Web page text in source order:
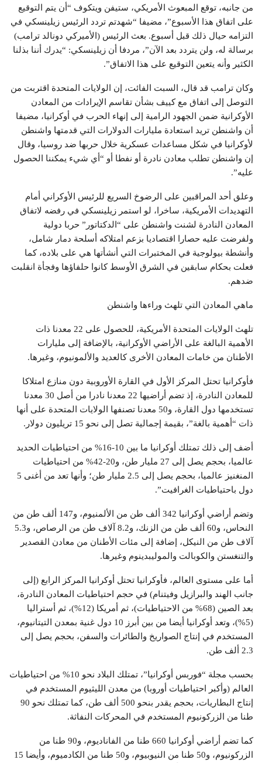
من جانبه، توقع المبعوث الأمريكي، ستيفن ويتكوف “أن يتم التوقيع
على اتفاق هذا الأسبوع”، مضيفا “شهدتم تردد الرئيس زيلينسكي في
التزامه حيال ذلك قبل أسبوع. بعث الرئيس (الأميركي دونالد ترامب)
برسالة له، ولن يتردد بعد الآن”، مردفا أن زيلينسكي: “يدرك أننا بذلنا
الكثير وأنه يتعين التوقيع على هذا الاتفاق”.
وكان ترامب قد قال، السبت الفائت، إن الولايات المتحدة اقتربت من
التوصل إلى اتفاق مع كييف بشأن تقاسم الإيرادات من المعادن
الأوكرانية ضمن الجهود الرامية إلى إنهاء الحرب في أوكرانيا، مضيفا
أن واشنطن تريد استعادة مليارات الدولارات التي قدمتها واشنطن
لأوكرانيا في شكل مساعدات عسكرية خلال حربها ضد روسيا، وقال
إن واشنطن تطلب معادن نادرة أو نفطا أو “أي شيء يمكننا الحصول
عليه”.
وعلق أحد المراقبين على الرضوخ السريع للرئيس الأوكراني أمام
التهديدات الأمريكية، ساخرا، لو استمر زيلينسكي في رفضه لاتفاق
المعادن النادرة لشنت واشنطن على “الدكتاتور” حربا دولية
ولفرضت عليه حصارا اقتصاديا بزعم امتلاكه أسلحة دمار شامل،
وأنشطة بيولوجية في المختبرات التي أنشأتها هي على بلاده، كما
فعلت بحكام سابقين في الشرق الأوسط كانوا حلفاؤها وفجأة انقلبت
ضدهم.
ماهي المعادن التي تلهث وراءها واشنطن
تلهث الولايات المتحدة الأمريكية، للحصول على 22 معدنا ذات
الأهمية البالغة على الأراضي الأوكرانية، بالإضافة إلى مليارات
الأطنان من خامات المعادن الأخرى كالعديد والألمونيوم، وغيرها.
فأوكرانيا تحتل المركز الأول في القارة الأوروبية دون منازع امتلاكا
للمعادن النادرة، إذ تضم أراضيها 22 معدنا نادرا من أصل 30 معدنا
تستخدمها دول القارة، و50 معدنا تصنفها الولايات المتحدة على أنها
ذات “أهمية بالغة”، بقيمة إجمالية تصل إلى نحو 15 تريليون دولار.
أضف إلى ذلك تمتلك أوكرانيا ما بين 10-16% من احتياطيات الحديد
عالميا، بحجم يصل إلى 27 مليار طن، و20-42% من احتياطيات
المنغنيز عالميا، بحجم يصل إلى 2.5 مليار طن؛ وأنها تعد من أغنى 5
دول باحتياطيات الغرافيت”.
وتضم أراضي أوكرانيا 342 ألف طن من الألمنيوم، و147 ألف طن من
النحاس، و60 ألف طن من الزنك، و8.2 آلاف طن من الرصاص، و5.3
آلاف طن من النيكل، إضافة إلى مئات الأطنان من معادن القصدير
والتنغستن والكوبالت والموليبدينوم وغيرها.
أما على مستوى العالم، فأوكرانيا تحتل أوكرانيا المركز الرابع (إلى
جانب الهند والبرازيل وفيتنام) في حجم احتياطيات المعادن النادرة،
بعد الصين (68% من الاحتياطيات)، ثم أمريكا (12%)، ثم أستراليا
(5%)، وتعد أوكرانيا أيضا من بين أبرز 10 دول غنية بمعدن التيتانيوم،
المستخدم في إنتاج الصواريخ والطائرات والسفن، بحجم يصل إلى
2.3 ألف طن.
بحسب مجلة “فوربس أوكرانيا”، تمتلك البلاد نحو 10% من احتياطيات
العالم (وأكبر احتياطيات أوروبا) من معدن الليثيوم المستخدم في
إنتاج البطاريات، بحجم يقدر بنحو 500 ألف طن، كما تمتلك نحو 90
طنا من الزركونيوم المستخدم في المحركات النفاثة.
كما تضم أراضي أوكرانيا 660 طنا من الفاناديوم، و90 طنا من
الزركونيوم، و50 طنا من النيوبيوم، و50 طنا من الكادميوم، وأيضا 15